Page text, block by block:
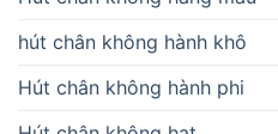
hút chân không hành khô
Hút chân không hành phi